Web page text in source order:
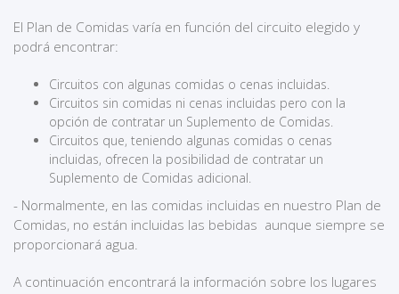
El Plan de Comidas varía en función del circuito elegido y
podrá encontrar:
Circuitos con algunas comidas o cenas incluidas.
Circuitos sin comidas ni cenas incluidas pero con la
opción de contratar un Suplemento de Comidas.
Circuitos que, teniendo algunas comidas o cenas
incluidas, ofrecen la posibilidad de contratar un
Suplemento de Comidas adicional.
- Normalmente, en las comidas incluidas en nuestro Plan de
Comidas, no están incluidas las bebidas aunque siempre se
proporcionará agua.
A continuación encontrará la información sobre los lugares